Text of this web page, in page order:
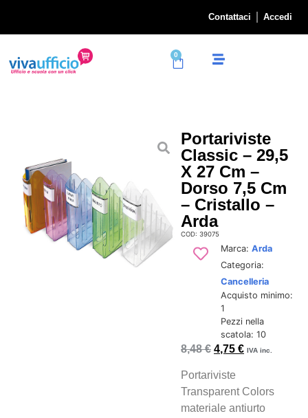
Contattaci Accedi
0
Portariviste
Classic – 29,5
X 27 Cm –
Dorso 7,5 Cm
– Cristallo –
Arda
COD: 39075
Marca: Arda
Categoria:
Cancelleria
Acquisto minimo:
1
Pezzi nella
scatola: 10
8,48€ 4,75€ IVA inc.
Portariviste
Transparent Colors
materiale antiurto